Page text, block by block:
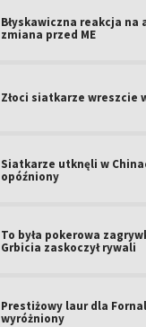
Błyskawiczna reakcja na
zmiana przed ME
Złoci siatkarze wreszcie
Siatkarze utknęli w
opóźniony
To była pokerowa
Grbicia zaskoczył rywali
Prestiżowy laur dla
wyróżniony